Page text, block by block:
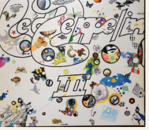
ᲙᲐᲚᲐᲗᲐᲨᲘ ᲓᲐᲛᲐᲢᲔᲑᲐ